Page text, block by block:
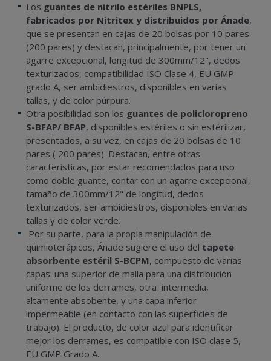
Los guantes de nitrilo estériles BNPLS,
fabricados por Nitritex y distribuidos por Ánade,
que se presentan en cajas de 20 bolsas por 10 pares
(200 pares) y destacan, principalmente, por tener un
agarre excepcional, longitud de 300mm/12", dedos
texturizados, compatibilidad ISO Clase 4, EU GMP
grado A, ser ambidiestros, disponibles en varias
tallas, y de color púrpura.
Otra posibilidad son los guantes de policloropreno
S-BFAP/ BFAP, disponibles estériles o sin estérilizar,
presentados, a su vez, en cajas de 20 bolsas de 10
pares ( 200 pares). Destacan, entre otras
características, por estar recomendados para uso
como doble guante, contar con un agarre excepcional,
tamaño de 300mm/12" de longitud, dedos
texturizados, ser ambidiestros, disponibles en varias
tallas y de color verde.
Por su parte, para la propia manipulación de
quimioterápicos, Ánade sugiere el uso del tapete
absorbente estéril S-BCPM, compuesto de varias
capas: una superior de malla para una distribución
uniforme de los derrames, otra intermedia,
altamente absobente, y una capa inferior
impermeable (en contacto con las superficies de
trabajo). El producto, de color azul para identificar
mejor los derrames, es compatible con ISO clase 5,
EU GMP Grado A.